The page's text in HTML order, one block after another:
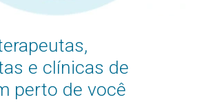
e clínicas de
perto de você